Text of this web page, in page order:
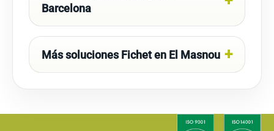
Barcelona
Más soluciones Fichet en El Masnou